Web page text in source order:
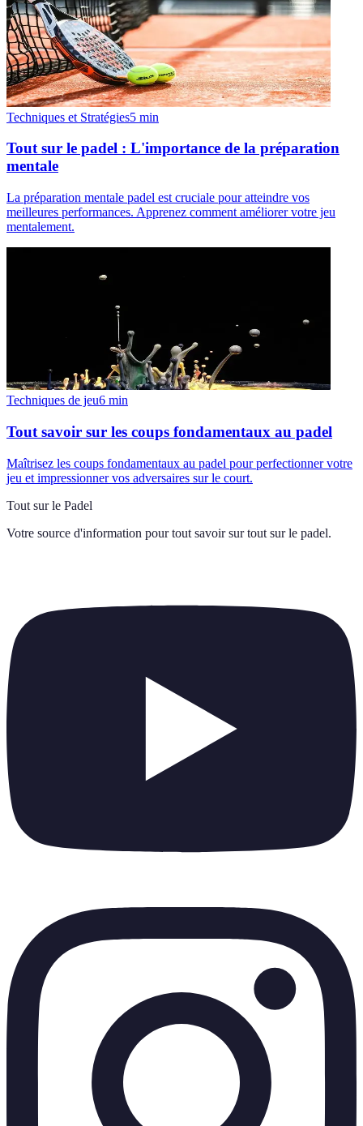
Techniques et Stratégies5 min
Tout sur le padel : L'importance de la préparation
mentale
La préparation mentale padel est cruciale pour atteindre vos
meilleures performances. Apprenez comment améliorer votre jeu
mentalement.
Techniques de jeu6 min
Tout savoir sur les coups fondamentaux au padel
Maîtrisez les coups fondamentaux au padel pour perfectionner votre
jeu et impressionner vos adversaires sur le court.
Tout sur le Padel
Votre source d'information pour tout savoir sur tout sur le padel.